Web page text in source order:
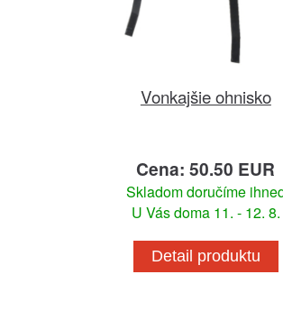
Vonkajšie ohnisko
Cena: 50.50 EUR
Skladom doručíme
U Vás doma 11. - 12. 8.
Detail produktu